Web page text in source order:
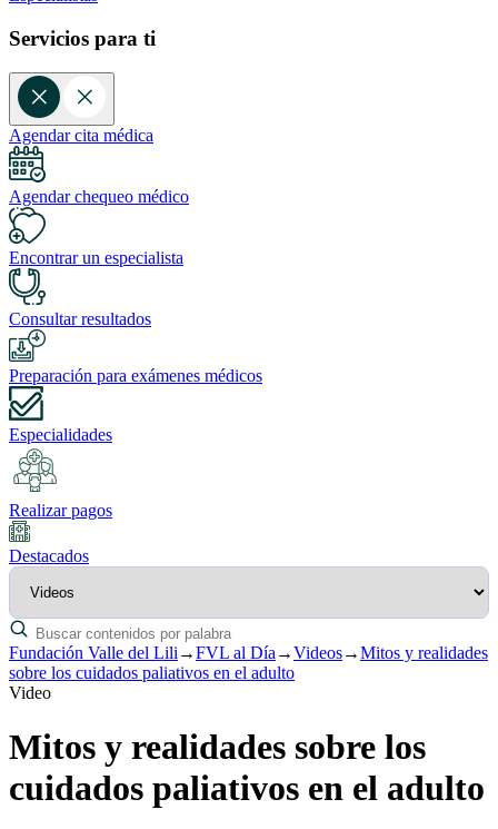
Servicios para ti
Agendar cita médica
Agendar chequeo médico
Encontrar un especialista
Consultar resultados
Preparación para exámenes médicos
Especialidades
Realizar pagos
Destacados
Fundación Valle del Lili →FVL al Día →Videos→Mitos y realidades
sobre los cuidados paliativos en el adulto
Video
Mitos y realidades sobre los
cuidados paliativos en el adulto